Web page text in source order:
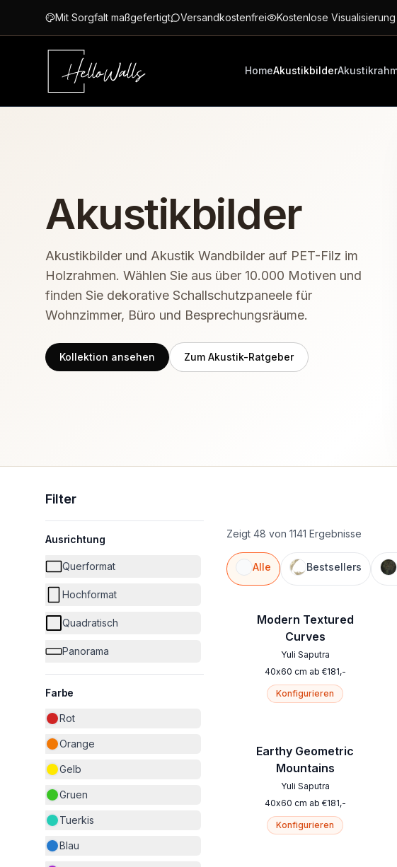
Mit Sorgfalt maßgefertigt Versandkostenfrei Kostenlose Visualisierung
HomeAkustikbilder
Akustikbilder
Akustikbilder und Akustik Wandbilder auf PET-Filz im
Holzrahmen. Wählen Sie aus über 10.000 Motiven und
finden Sie dekorative Schallschutzpaneele für
Wohnzimmer, Büro und Besprechungsräume.
Kollektion ansehen Zum Akustik-Ratgeber
Filter
Ausrichtung
Querformat
Hochformat
Quadratisch
Panorama
Farbe
Rot
Orange
Gelb
Gruen
Tuerkis
Blau
Zeigt 48 von 1141 Ergebnisse
Alle Bestsellers
Modern Textured
Curves
Yuli Saputra
40x60 cm ab €181,-
Konfigurieren
Earthy Geometric
Mountains
Yuli Saputra
40x60 cm ab €181,-
Konfigurieren